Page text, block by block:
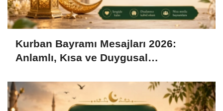
Kurban Bayramı Mesajları 2026:
Anlamlı, Kısa ve Duygusal